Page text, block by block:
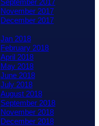
September 2017
November 2017
December 2017
Jan 2018
February 2018
April 2018
May 2018
June 2018
July 2018
August 2018
September 2018
November 2018
December 2018